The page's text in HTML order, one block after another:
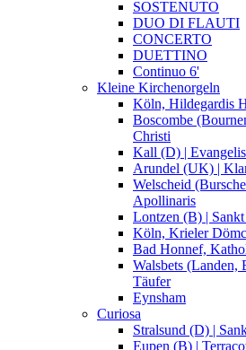
SOSTENUTO
DUO DI FLAUTI
CONCERTO
DUETTINO
Continuo 6'
Kleine Kirchenorgeln
Köln, Hildegardis
Boscombe
Christi
Kall (D) |
Arundel (UK) |
Welscheid
Apollinaris
Lontzen (B) |
Köln, Krieler
Bad Honnef,
Walsbets (Landen,
Täufer
Eynsham
Curiosa
Stralsund (D) |
Eupen (B) |